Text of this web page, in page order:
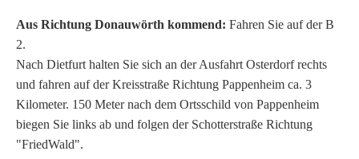
Aus Richtung Donauwörth kommend: Fahren Sie auf der B
2.
Nach Dietfurt halten Sie sich an der Ausfahrt Osterdorf rechts
und fahren auf der Kreisstraße Richtung Pappenheim ca. 3
Kilometer. 150 Meter nach dem Ortsschild von Pappenheim
biegen Sie links ab und folgen der Schotterstraße Richtung
"FriedWald".